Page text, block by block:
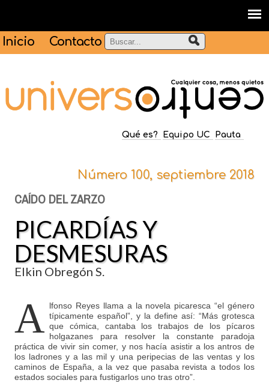
Inicio Contacto
Qué es? Equipo UC Pauta
Número 100, septiembre 2018
CAÍDO DEL ZARZO
PICARDÍAS Y
DESMESURAS
Elkin Obregón S.
A lfonso Reyes llama a la novela picaresca “el género
típicamente español”, y la define así: “Más grotesca
que cómica, cantaba los trabajos de los pícaros
holgazanes para resolver la constante paradoja
práctica de vivir sin comer, y nos hacía asistir a los antros de
los ladrones y a las mil y una peripecias de las ventas y los
caminos de España, a la vez que pasaba revista a todos los
estados sociales para fustigarlos uno tras otro”.